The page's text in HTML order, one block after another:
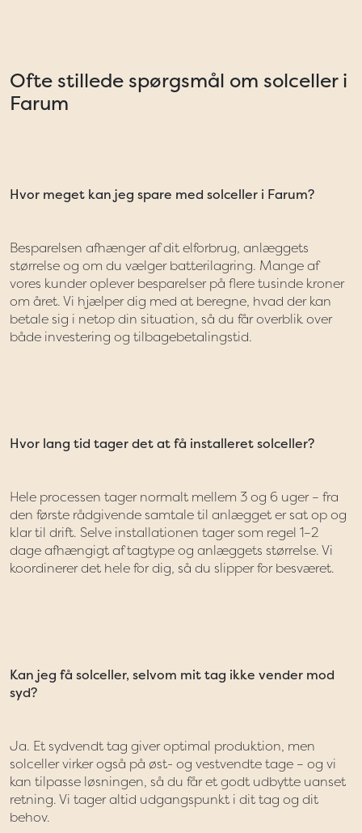
Ofte stillede spørgsmål om solceller i
Farum
Hvor meget kan jeg spare med solceller i Farum?
Besparelsen afhænger af dit elforbrug, anlæggets
størrelse og om du vælger batterilagring. Mange af
vores kunder oplever besparelser på flere tusinde kroner
om året. Vi hjælper dig med at beregne, hvad der kan
betale sig i netop din situation, så du får overblik over
både investering og tilbagebetalingstid.
Hvor lang tid tager det at få installeret solceller?
Hele processen tager normalt mellem 3 og 6 uger – fra
den første rådgivende samtale til anlægget er sat op og
klar til drift. Selve installationen tager som regel 1–2
dage afhængigt af tagtype og anlæggets størrelse. Vi
koordinerer det hele for dig, så du slipper for besværet.
Kan jeg få solceller, selvom mit tag ikke vender mod
syd?
Ja. Et sydvendt tag giver optimal produktion, men
solceller virker også på øst- og vestvendte tage – og vi
kan tilpasse løsningen, så du får et godt udbytte uanset
retning. Vi tager altid udgangspunkt i dit tag og dit
behov.